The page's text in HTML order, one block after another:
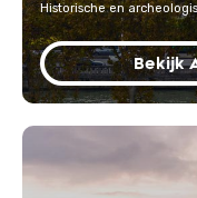
Historische en
Bekijk